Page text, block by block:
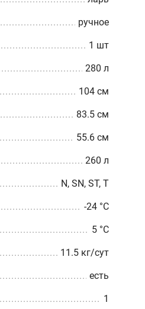
ручное
1 шт
280 л
104 см
83.5 см
55.6 см
260 л
N, SN, ST, T
-24 °С
5 °С
11.5 кг/сут
есть
1